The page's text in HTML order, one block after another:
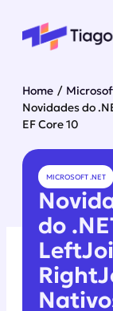
Home /
Novidades do
EF Core 10
MICROSOFT .NET
do